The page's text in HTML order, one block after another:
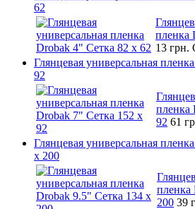
62
пленка
13 грн.
Глянцевая универсальная
92
пленка
92 61
Глянцевая универсальная
x 200
пленка
200 39